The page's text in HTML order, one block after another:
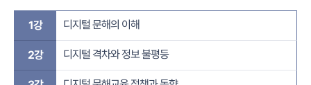
1강 디지털 문해의 이해
2강 디지털 격차와 정보 불평등